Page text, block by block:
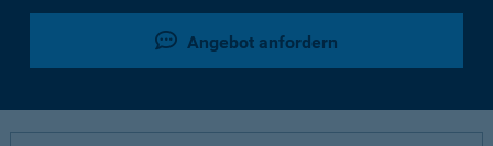
Angebot anfordern